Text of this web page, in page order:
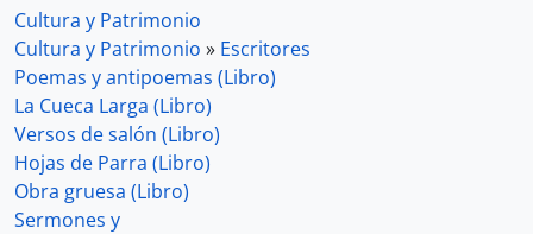
Cultura y Patrimonio
Cultura y Patrimonio » Escritores
Poemas y antipoemas (Libro)
La Cueca Larga (Libro)
Versos de salón (Libro)
Hojas de Parra (Libro)
Obra gruesa (Libro)
Sermones y